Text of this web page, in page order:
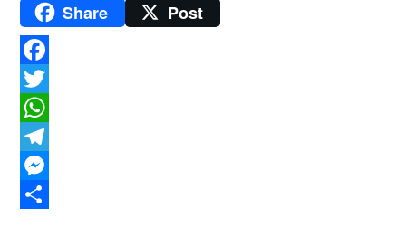
Share Post
Facebook
Twitter
WhatsApp
Telegram
Messenger